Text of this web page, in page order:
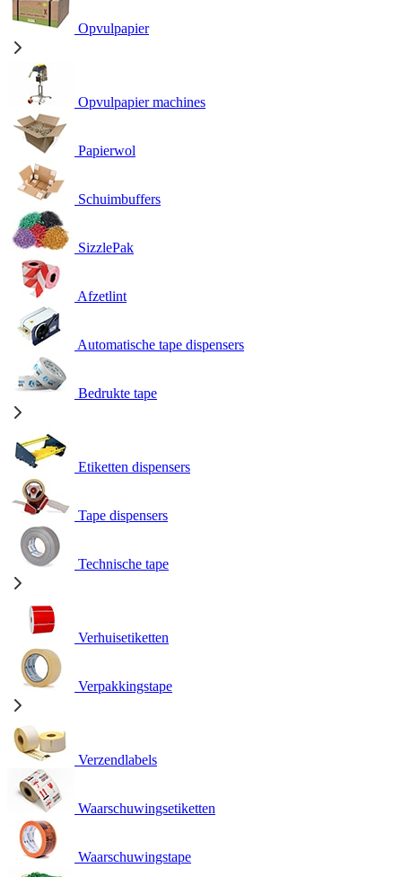
Opvulpapier
Opvulpapier machines
Papierwol
Schuimbuffers
SizzlePak
Afzetlint
Automatische tape dispensers
Bedrukte tape
Etiketten dispensers
Tape dispensers
Technische tape
Verhuisetiketten
Verpakkingstape
Verzendlabels
Waarschuwingsetiketten
Waarschuwingstape